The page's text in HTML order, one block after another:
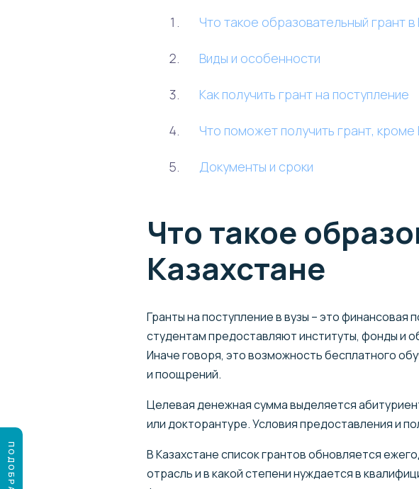
Что такое образовательный грант в
Виды и особенности
Как получить грант на поступление
Что поможет получить грант,
Документы и сроки
Что такое
Казахстане
Гранты на поступление в вузы – это
студентам предоставляют институты, фонды и
Иначе говоря, это возможность бесплатного
и поощрений.
Целевая денежная сумма выделяется
или докторантуре. Условия предоставления и
В Казахстане список грантов обновляется
отрасль и в какой степени нуждается в